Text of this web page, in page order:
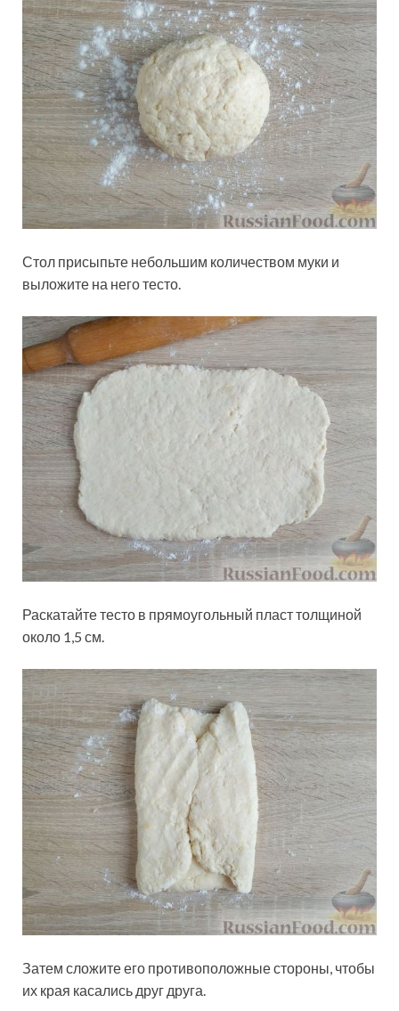
Стол присыпьте небольшим количеством муки и
выложите на него тесто.
Раскатайте тесто в прямоугольный пласт толщиной
около 1,5 см.
Затем сложите его противоположные стороны, чтобы
их края касались друг друга.